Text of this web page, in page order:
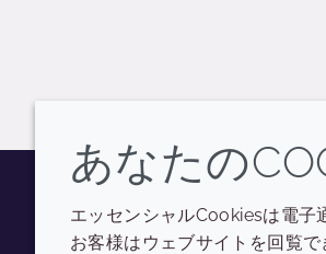
YoutubeInstagram
あなたの
エッセンシャルCookiesは電子
お客様はウェブサイトを回覧